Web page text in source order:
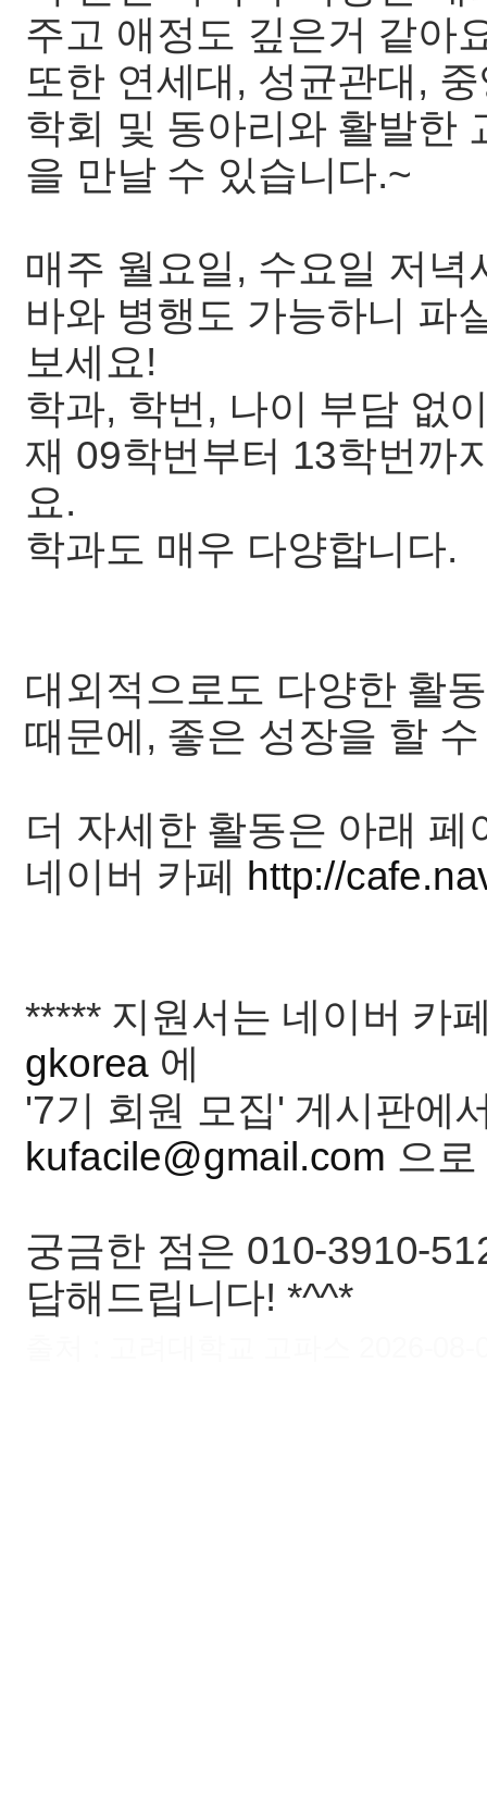
주고 애정도 깊은거 같아
또한 연세대, 성균관대,
학회 및 동아리와 활발한
을 만날 수 있습니다.~
매주 월요일, 수요일 저
바와 병행도 가능하니 파
보세요!
학과, 학번, 나이 부담 없
재 09학번부터 13학번까
요.
학과도 매우 다양합니다.
대외적으로도 다양한 활
때문에, 좋은 성장을 할
더 자세한 활동은 아래 페
네이버 카페
http://
***** 지원서는 네이버 카
gkorea 에
'7기 회원 모집' 게시판에
kufacile@gmail.com 으
궁금한 점은 010-3910-
답해드립니다! *^^*